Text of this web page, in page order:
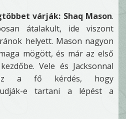
várják: Shaq Mason.
átalakult, ide viszont
helyett. Mason nagyon
mögött, és már az első
Vele és Jacksonnal
a fő kérdés, hogy
tudják-e tartani a lépést a